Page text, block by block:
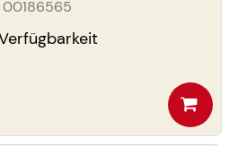
00186565